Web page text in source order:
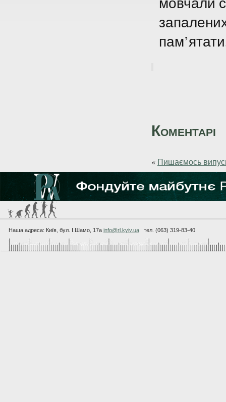
Коментарі
« Пишаємось
Наша адреса: Київ, бул. I.Шамо, 17а info@rl.kyiv.ua тел. (063) 319-83-40